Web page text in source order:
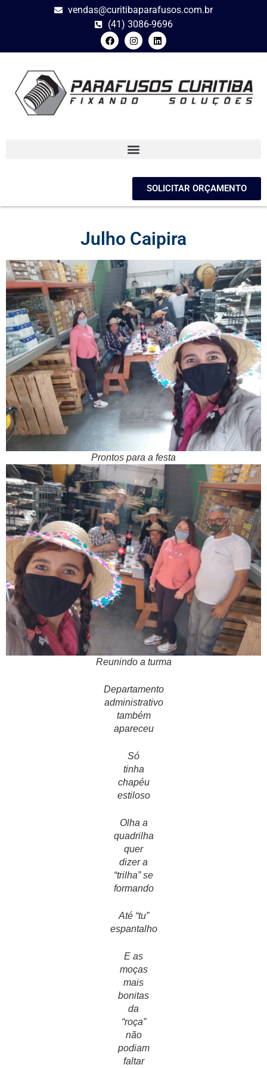
vendas@curitibaparafusos.com.br
(41) 3086-9696
SOLICITAR ORÇAMENTO
Julho Caipira
Prontos para a festa
Reunindo a turma
Departamento
administrativo
também
apareceu
Só
tinha
chapéu
estiloso
Olha a
quadrilha
quer
dizer a
“trilha” se
formando
Até “tu”
espantalho
E as
moças
mais
bonitas
da
“roça”
não
podiam
faltar